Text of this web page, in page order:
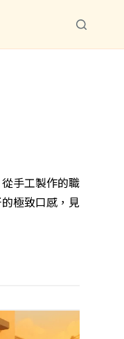
手工製作的職
極致口感，見